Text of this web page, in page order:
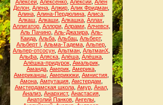
Алексей Алексенко Алексий Ален
Делон Алена Алжир Алик Фридман
Алина Алина-Пердюлина Алиса
Алкаш Алкаши Алкашка Аллах
Аллигатор, Аллори, Алрами, Алчевск,
Аль Пачино, Аль-Джазира, Аль-
Каида Альба Альбац Альберт,
Альберт I Альма-Тадема Альпер
Альпер-отсосун Альтман АльтманХ
Альфа Аляска Алёша Алёшка
Алёшка-придурок, Амальрик,
Аманда Америк Америка
Американцы Америкюки Амнистия
Амона Ампутация Амстердам
Амстердамская школа, Амур, Анал,
Анализ Анархист, Анастасия
Анатолий Панков Ангелы